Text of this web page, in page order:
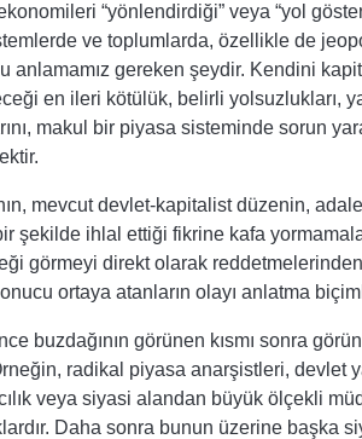
“yönlendirdiği” veya “yol
ve toplumlarda, özellikle de
anlamamız gereken şeydir. Kendini
en ileri kötülük, belirli yolsuzlukları,
makul bir piyasa sisteminde sorun
mevcut devlet-kapitalist düzenin,
şekilde ihlal ettiği fikrine kafa
görmeyi direkt olarak
ortaya atanların olayı anlatma
buzdağının görünen kısmı sonra
radikal piyasa anarşistleri, devlet
veya siyasi alandan büyük ölçekli
Daha sonra bunun üzerine başka